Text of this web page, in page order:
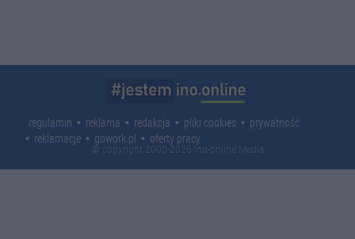
regulamin reklama redakcja pliki cookies
prywatność
reklamacje
gowork.pl oferty pracy
© copyright 2000-2026 Ino-online Media